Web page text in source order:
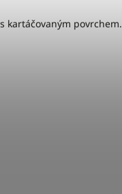
kartáčovaným povrchem.